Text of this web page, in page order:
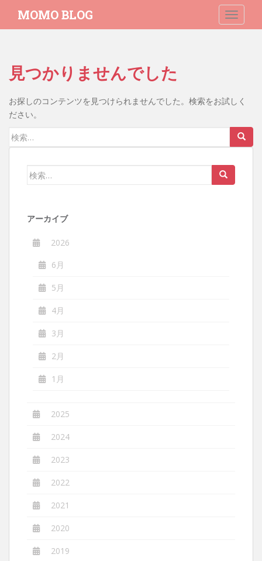
i
MOMO BLOG
見つかりませんでした
お探しのコンテンツを見つけられませんでした。検索をお試しく
ださい。
検
索:
検
アーカイブ
2026
6月
5月
4月
3月
2月
1月
2025
2024
2023
2022
2021
2020
2019